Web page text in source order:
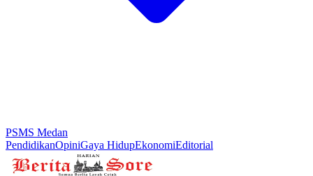
PSMS Medan
PendidikanOpiniGaya HidupEkonomiEditorial